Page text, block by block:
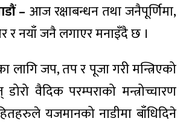
– आज रक्षाबन्धन तथा जनैपूर्णिमा,
र नयाँ जनै लगाएर मनाइँदै छ ।
लागि जप, तप र पूजा गरी मन्त्रिएको
डोरो वैदिक परम्पराको मन्त्रोच्चारण
यजमानको नाडीमा बाँधिदिने